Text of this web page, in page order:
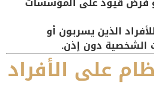
الذين يسربون أو
الشخصية دون إذن.
على الأفراد